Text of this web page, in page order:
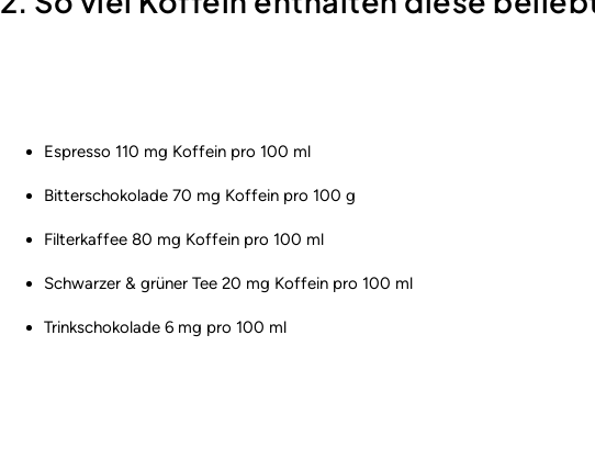
Espresso 110 mg Koffein pro 100 ml
Bitterschokolade 70 mg Koffein pro 100 g
Filterkaffee 80 mg Koffein pro 100 ml
Schwarzer & grüner Tee 20 mg Koffein pro 100 ml
Trinkschokolade 6 mg pro 100 ml